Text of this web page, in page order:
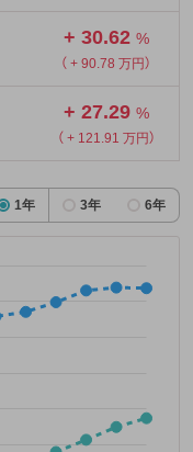
+ 30.62 %
（ + 90.78 万円）
+ 27.29 %
（ + 121.91 万円）
1年 3年 6年